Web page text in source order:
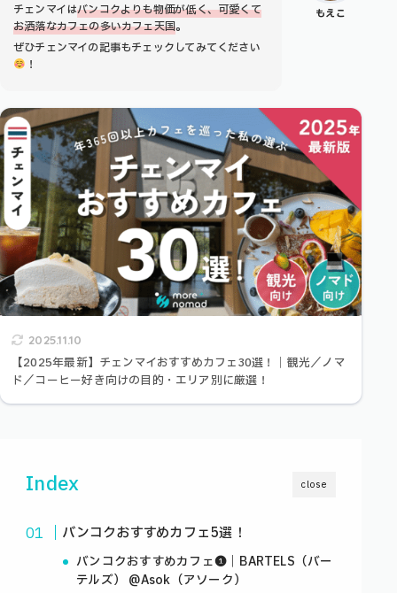
もえこ
チェンマイはバンコクよりも物価が低く、可愛くて
お洒落なカフェの多いカフェ天国。
ぜひチェンマイの記事もチェックしてみてください
！
2025.11.10
【2025年最新】チェンマイおすすめカフェ30選！｜観光／ノマ
ド／コーヒー好き向けの目的・エリア別に厳選！
close
Index
バンコクおすすめカフェ5選！
バンコクおすすめカフェ❶｜BARTELS（バー
テルズ） @Asok（アソーク）